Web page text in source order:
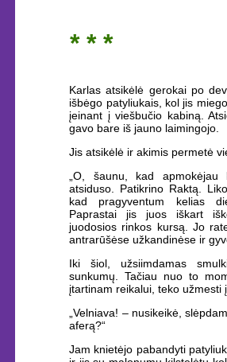
* * *
Karlas atsikėlė gerokai po
išbėgo patyliukais, kol jis
įeinant į viešbučio kabiną.
gavo bare iš jauno laimingojo.
Jis atsikėlė ir akimis permetė
„O, šaunu, kad
atsiduso. Patikrino Raktą.
kad pragyventum kelias
Paprastai jis juos iškart
juodosios rinkos kursą. Jo
antrarūšėse užkandinėse ir
Iki šiol, užsiimdamas
sunkumų. Tačiau nuo to
įtartinam reikalui, teko užmesti
„Velniava! – nusikeikė,
aferą?“
Jam knietėjo pabandyti